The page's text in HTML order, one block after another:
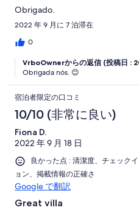
Obrigado.
2022 年 9 月に 7 泊滞在
0
VrboOwnerからの返信 (投稿日 :
Obrigada nós. 😊
宿泊者限定の口コミ
10/10 (非常に良い)
Fiona D.
2022 年 9 月 18 日
良かった点 : 清潔度、チェック
ョン、掲載情報の正確さ
Google で翻訳
Great villa